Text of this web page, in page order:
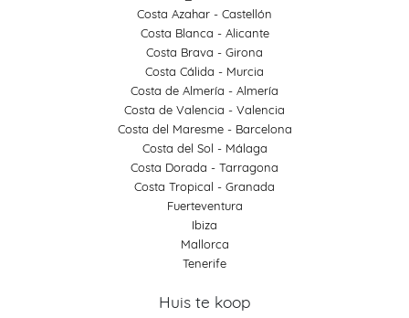
Costa Azahar - Castellón
Costa Blanca - Alicante
Costa Brava - Girona
Costa Cálida - Murcia
Costa de Almería - Almería
Costa de Valencia - Valencia
Costa del Maresme - Barcelona
Costa del Sol - Málaga
Costa Dorada - Tarragona
Costa Tropical - Granada
Fuerteventura
Ibiza
Mallorca
Tenerife
Huis te koop